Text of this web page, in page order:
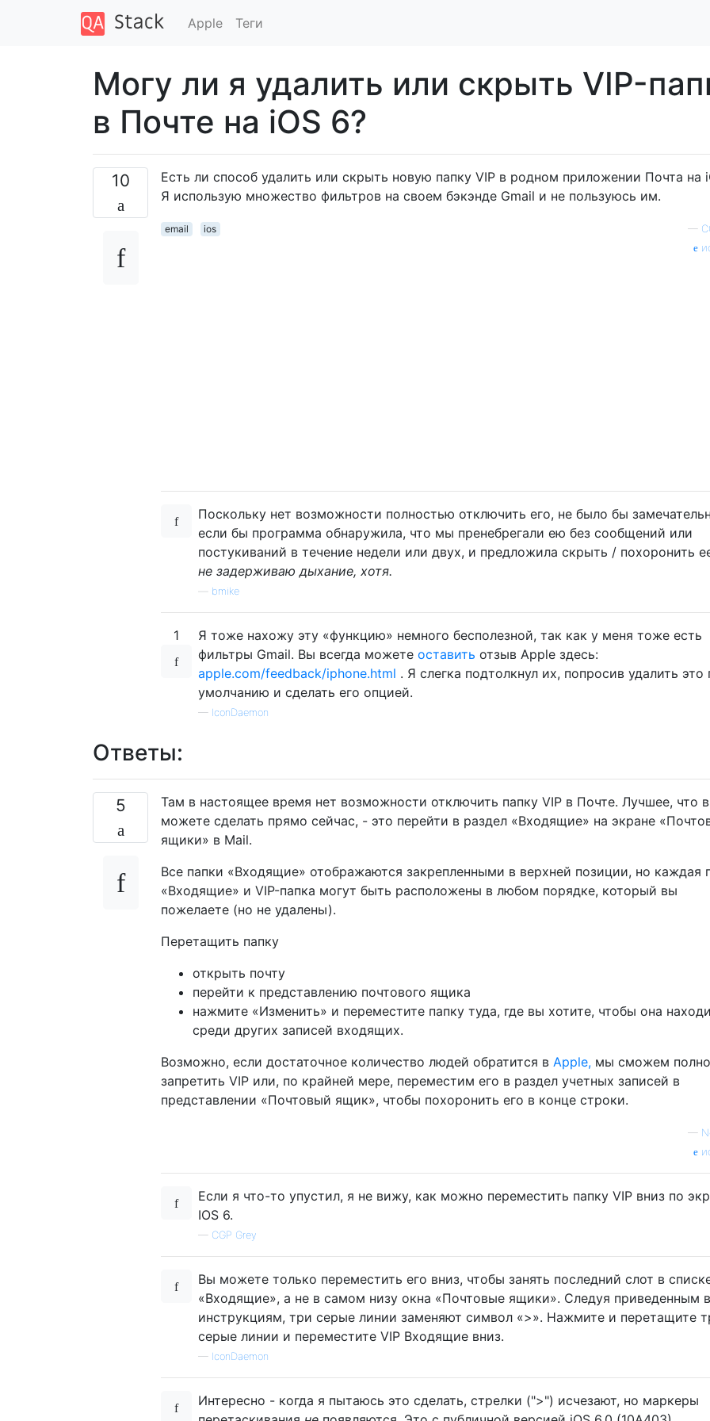
Apple Теги
Могу ли я удалить или скрыть VIP-
в Почте на iOS 6?
10
Есть ли способ удалить или скрыть новую папку VIP в родном приложении Почта на
Я использую множество фильтров на своем бэкэнде Gmail и не пользуюсь им.
email ios —
Поскольку нет возможности полностью отключить его, не было бы
если бы программа обнаружила, что мы пренебрегали ею без сообщений или
постукиваний в течение недели или двух, и предложила скрыть / похоронить
не задерживаю дыхание, хотя.
bmike
1
Я тоже нахожу эту «функцию» немного бесполезной, так как у меня тоже есть
фильтры Gmail. Вы всегда можете оставить отзыв Apple здесь:
apple.com/feedback/iphone.html . Я слегка подтолкнул их, попросив удалить это
умолчанию и сделать его опцией.
— IconDaemon
Ответы:
5
Там в настоящее время нет возможности отключить папку VIP в Почте. Лучшее, что
можете сделать прямо сейчас, - это перейти в раздел «Входящие» на экране
ящики» в Mail.
Все папки «Входящие» отображаются закрепленными в верхней позиции, но каждая
«Входящие» и VIP-папка могут быть расположены в любом порядке, который вы
пожелаете (но не удалены).
Перетащить папку
открыть почту
перейти к представлению почтового ящика
нажмите «Изменить» и переместите папку туда, где вы хотите, чтобы она
среди других записей входящих.
Возможно, если достаточное количество людей обратится в Apple, мы сможем
запретить VIP или, по крайней мере, переместим его в раздел учетных записей в
представлении «Почтовый ящик», чтобы похоронить его в конце строки.
—
Если я что-то упустил, я не вижу, как можно переместить папку VIP вниз по
IOS 6.
— CGP Grey
Вы можете только переместить его вниз, чтобы занять последний слот в
«Входящие», а не в самом низу окна «Почтовые ящики». Следуя приведенным
инструкциям, три серые линии заменяют символ «>». Нажмите и перетащите
серые линии и переместите VIP Входящие вниз.
— IconDaemon
Интересно - когда я пытаюсь это сделать, стрелки (">") исчезают, но маркеры